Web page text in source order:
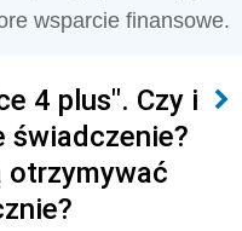
wsparcie finansowe.
4 plus". Czy i
świadczenie?
otrzymywać